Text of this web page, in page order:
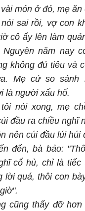
món ở đó, mẹ ăn
sai rồi, vợ con
cô ấy lên làm
Nguyên năm nay
không đủ tiêu và
Mẹ cứ so sánh
là người xấu hổ.
nói xong, mẹ
đầu ra chiều nghĩ
nên cúi đầu lúi húi
đến, bà bảo:
cổ hủ, chỉ là tiếc
lời quá, thôi con
cũng thấy đỡ hơn